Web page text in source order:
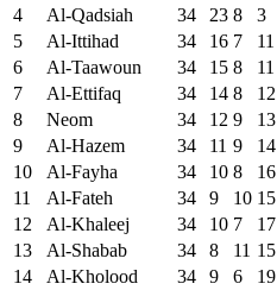
4
Al-Qadsiah 34 23 8 3
5
Al-Ittihad 34 16 7 11
6
Al-Taawoun 34 15 8 11
7
Al-Ettifaq 34 14 8 12
8
Neom 34 12 9 13
9
Al-Hazem 34 11 9 14
10
Al-Fayha 34 10 8 16
11
Al-Fateh 34 9 10 15
12
Al-Khaleej 34 10 7 17
13
Al-Shabab 34 8 11 15
14
Al-Kholood 34 9 6 19